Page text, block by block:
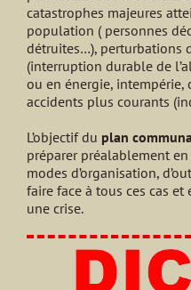
catastrophes majeures
population ( personnes
détruites…), perturbations
(interruption durable de
ou en énergie, intempérie,
accidents plus courants
L’objectif du plan
préparer préalablement
modes d’organisation,
faire face à tous ces cas
une crise.